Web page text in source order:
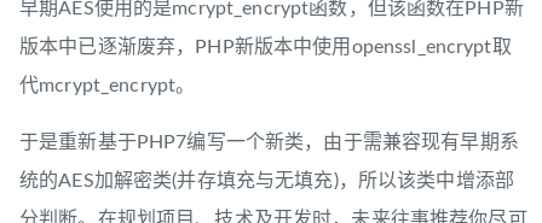
早期AES使用的是mcrypt_encrypt函数，但该函数在PHP新
版本中已逐渐废弃，PHP新版本中使用openssl_encrypt取
代mcrypt_encrypt。
于是重新基于PHP7编写一个新类，由于需兼容现有早期系
统的AES加解密类(并存填充与无填充)，所以该类中增添部